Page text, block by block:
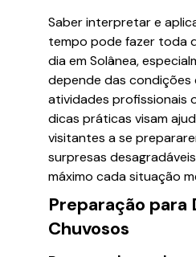
Saber interpretar e
tempo pode fazer toda
dia em Solânea,
depende das condições
atividades profissionais
dicas práticas visam
visitantes a se
surpresas
máximo cada situação
Preparação para
Chuvosos